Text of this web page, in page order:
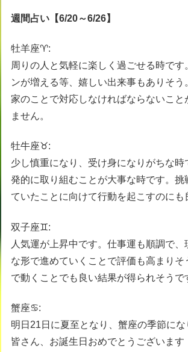
週間占い【6/20～6/26】
牡羊座♈️:
周りの人と気軽に楽しく過ごせる時です
ンが増える等、嬉しい出来事もありそう
家のことで対応しなければならないこと
ません。
牡牛座♉️:
少し慎重になり、受け身になりがちな時
発的に取り組むことが大事な時です。挑
ていたことに向けて行動を起こすのにも
双子座♊️:
人気運が上昇中です。仕事運も順調で、
な形で進めていくことで評価も高まりそ
で動くことでも良い結果が得られそうで
蟹座♋️:
明日21日に夏至となり、蟹座の季節に
皆さん、お誕生日おめでとうございます